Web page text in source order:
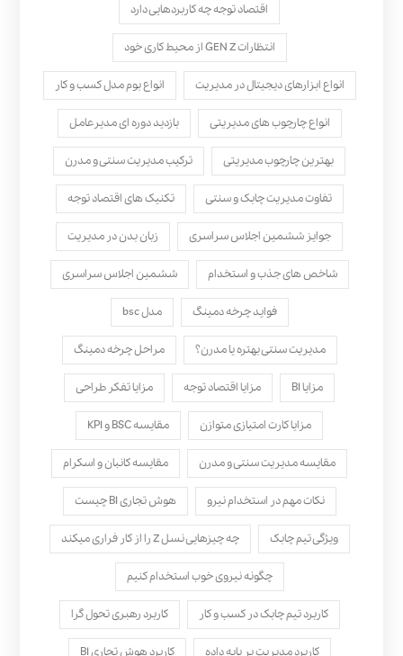
اقتصاد توجه چه کاربردهایی دارد
انتظارات GEN Z از محیط کاری خود
انواع ابزارهای دیجیتال در مدیریت انواع بوم مدل کسب‌ و کار
انواع چارچوب های مدیریتی بازدید دوره ای مدیرعامل
بهترین چارچوب مدیریتی ترکیب مدیریت سنتی و مدرن
تفاوت مدیریت چابک و سنتی تکنیک های اقتصاد توجه
جوایز ششمین اجلاس سراسری زبان بدن در مدیریت
شاخص های جذب و استخدام ششمین اجلاس سراسری
فواید چرخه دمینگ مدل bsc
مدیریت سنتی بهتره یا مدرن؟ مراحل چرخه دمینگ
مزایا BI مزایا اقتصاد توجه مزایا تفکر طراحی
مزایا کارت امتیازی متوازن مقایسه BSC و KPI
مقایسه مدیریت سنتی و مدرن مقایسه کانبان و اسکرام
نکات مهم در استخدام نیرو هوش تجاری BI چیست
ویژگی تیم چابک چه چیزهایی نسل Z را از کار فراری میکند
چگونه نیروی خوب استخدام کنیم
کاربرد تیم چابک در کسب و کار کاربرد رهبری تحول‌ گرا
کاربرد مدیریت بر پایه داده کاربرد هوش تجاری BI